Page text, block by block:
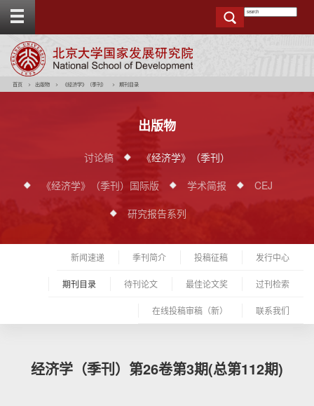
t
首页 出版物 《经济学》（季刊） 期刊目录
出版物
讨论稿
《经济学》（季刊）
《经济学》（季刊）国际版
学术简报
CEJ
研究报告系列
新闻速递 季刊简介 投稿征稿 发行中心
期刊目录 待刊论文 最佳论文奖 过刊检索
在线投稿审稿（新） 联系我们
经济学（季刊）第26卷第3期(总第112期)